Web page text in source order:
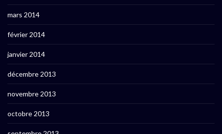
mars 2014
février 2014
janvier 2014
décembre 2013
novembre 2013
octobre 2013